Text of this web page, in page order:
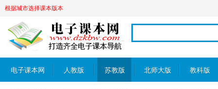
根据城市选择课本版本
电子课本网 人教版 苏教版 北师大版 教科版